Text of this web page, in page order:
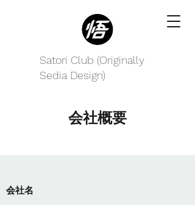
Satori Club (Originally
Sedia Design)
会社概要
会社名